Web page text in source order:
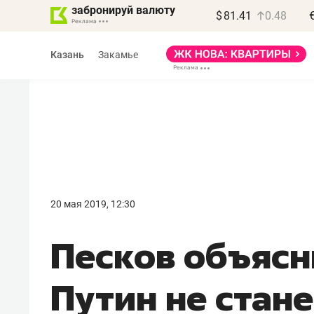
забронируй валюту $ 81.41 0.48
Казань Закамье
20 мая 2019, 12:30
​Песков
Путин не
правил, бизнес может
потерять минимум